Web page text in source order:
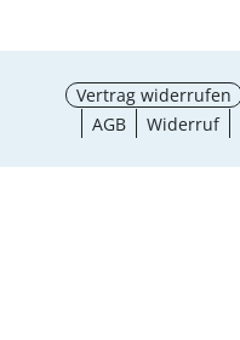
Vertrag widerrufen
AGB
Widerruf